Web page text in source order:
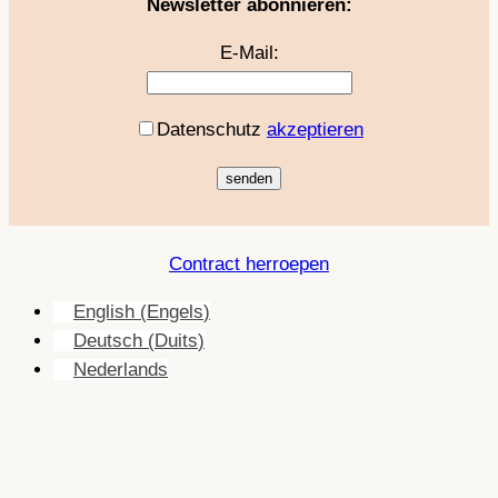
Newsletter abonnieren:
E-Mail:
Datenschutz akzeptieren
Contract herroepen
English (Engels)
Deutsch (Duits)
Nederlands